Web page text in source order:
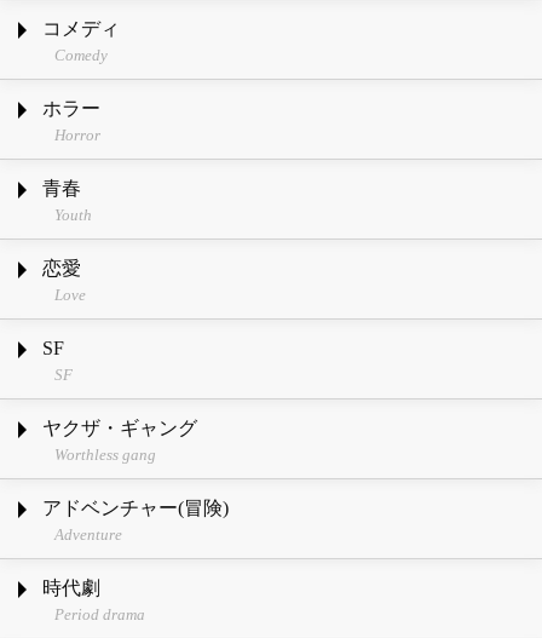
コメディ
Comedy
ホラー
Horror
青春
Youth
恋愛
Love
SF
SF
ヤクザ・ギャング
Worthless gang
アドベンチャー(冒険)
Adventure
時代劇
Period drama